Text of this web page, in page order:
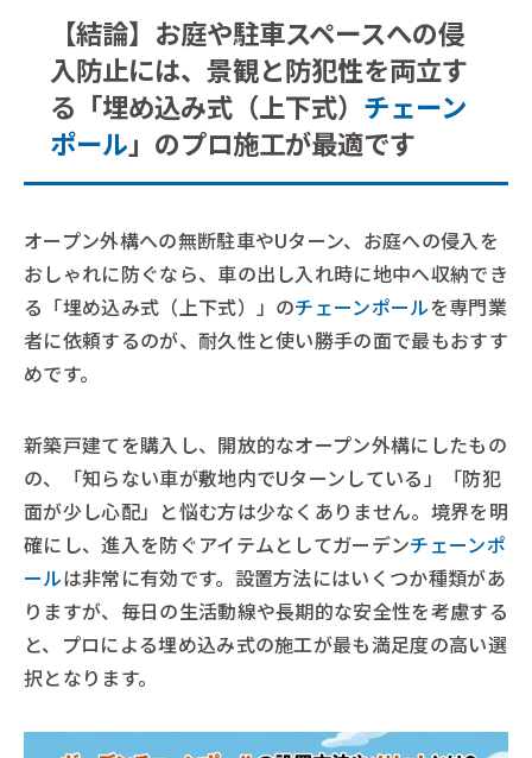
【結論】お庭や駐車スペースへの侵
入防止には、景観と防犯性を両立す
る「埋め込み式（上下式） チェーン
ポール」のプロ施工が最適です
オープン外構への無断駐車やUターン、お庭への侵入を
おしゃれに防ぐなら、車の出し入れ時に地中へ収納でき
る「埋め込み式（上下式）」のチェーンポールを専門業
者に依頼するのが、耐久性と使い勝手の面で最もおすす
めです。
新築戸建てを購入し、開放的なオープン外構にしたもの
の、「知らない車が敷地内でUターンしている」「防犯
面が少し心配」と悩む方は少なくありません。境界を明
確にし、進入を防ぐアイテムとしてガーデンチェーンポ
ールは非常に有効です。設置方法にはいくつか種類があ
りますが、毎日の生活動線や長期的な安全性を考慮する
と、プロによる埋め込み式の施工が最も満足度の高い選
択となります。